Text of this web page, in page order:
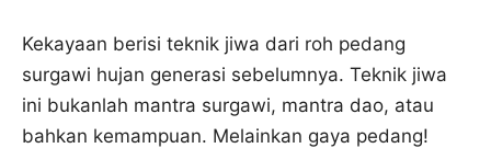
Kekayaan berisi teknik jiwa dari roh pedang
surgawi hujan generasi sebelumnya. Teknik jiwa
ini bukanlah mantra surgawi, mantra dao, atau
bahkan kemampuan. Melainkan gaya pedang!